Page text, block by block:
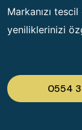
Markanızı
yeniliklerinizi
0554